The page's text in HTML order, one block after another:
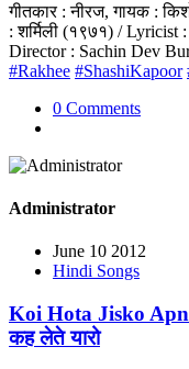
गीतकार : नीरज, गायक :
: शर्मिली (१९७१) /
Director : Sachin Dev
#Rakhee #ShashiKapoor
0 Comments
Administrator
June 10 2012
Hindi Songs
Koi Hota Jisko
कह लेते यारो